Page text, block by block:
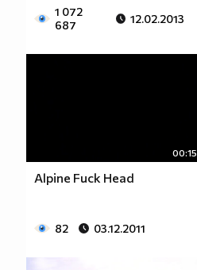
1 072
687
12.02.2013
00:15
Alpine Fuck Head
82 03.12.2011